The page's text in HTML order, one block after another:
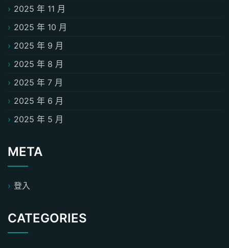
2025 年 11 月
2025 年 10 月
2025 年 9 月
2025 年 8 月
2025 年 7 月
2025 年 6 月
2025 年 5 月
META
登入
CATEGORIES